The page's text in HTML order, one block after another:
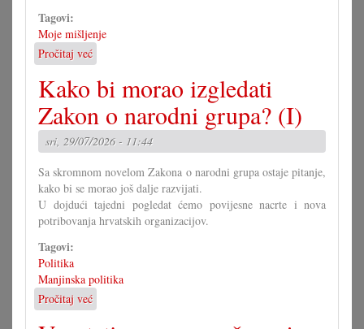
Tagovi:
Moje mišljenje
Pročitaj već
U
čem
more
pomoći
Savjet
mladih?
Kako bi morao izgledati
Zakon o narodni grupa? (I)
sri, 29/07/2026 - 11:44
Sa skromnom novelom Zakona o narodni grupa ostaje pitanje,
kako bi se morao još dalje razvijati.
U dojdući tajedni pogledat ćemo povijesne nacrte i nova
potribovanja hrvatskih organizacijov.
Tagovi:
Politika
Manjinska politika
Pročitaj već
Kako